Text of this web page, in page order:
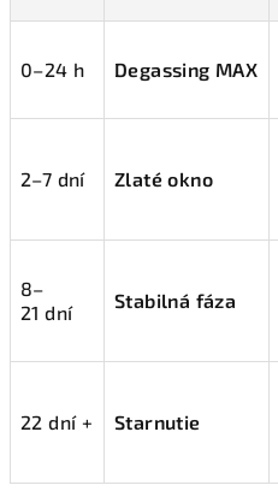
0–24 h Degassing MAX
2–7 dní Zlaté okno
8–
21 dní
Stabilná fáza
22 dní + Starnutie